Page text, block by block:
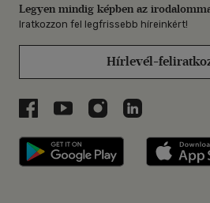
Legyen mindig képben az
Iratkozzon fel legfrissebb híreinkért!
Hírlevél-
Libri a Facebookon
Libri a Youtube-on
Libri azLibri a
Libri